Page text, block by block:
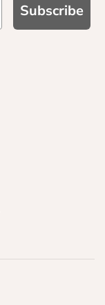
Subscribe